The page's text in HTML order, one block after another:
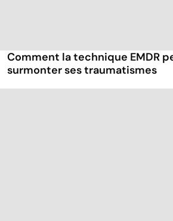
Comment la technique EMDR
surmonter ses traumatismes